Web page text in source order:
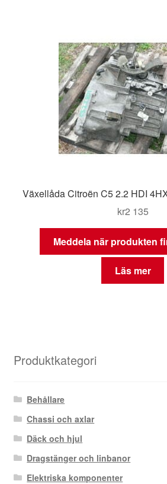
Växellåda Citroën C5 2.2 HDI
kr2 135
Meddela när produkten
Läs mer
Produktkategori
Behållare
Chassi och axlar
Däck och hjul
Dragstänger och linbanor
Elektriska komponenter